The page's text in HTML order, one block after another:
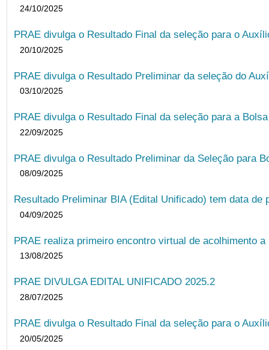
24/10/2025
PRAE divulga o Resultado Final da seleção para o
20/10/2025
PRAE divulga o Resultado Preliminar da seleção do
03/10/2025
PRAE divulga o Resultado Final da seleção para a
22/09/2025
PRAE divulga o Resultado Preliminar da Seleção para
08/09/2025
Resultado Preliminar BIA (Edital Unificado) tem data de
04/09/2025
PRAE realiza primeiro encontro virtual de acolhimento
13/08/2025
PRAE DIVULGA EDITAL UNIFICADO 2025.2
28/07/2025
PRAE divulga o Resultado Final da seleção para o
20/05/2025